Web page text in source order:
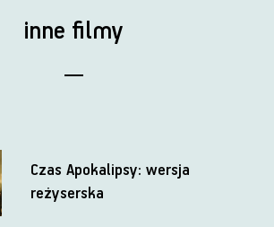
inne filmy
Czas Apokalipsy: wersja
reżyserska